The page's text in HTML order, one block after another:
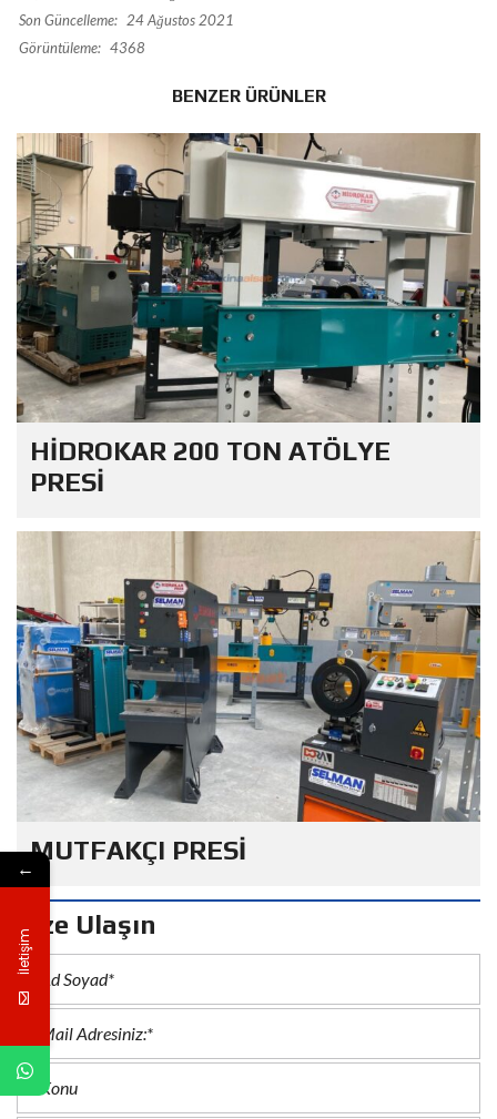
Son Güncelleme: 24 Ağustos 2021
Görüntüleme: 4368
BENZER ÜRÜNLER
HİDROKAR 200 TON ATÖLYE
PRESİ
MUTFAKÇI PRESİ
Bize Ulaşın
←
İletişim